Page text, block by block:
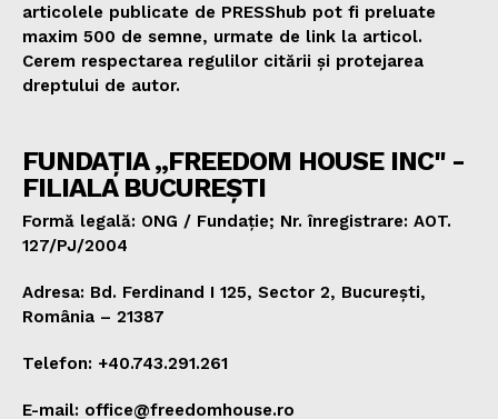
articolele publicate de PRESShub pot fi preluate
maxim 500 de semne, urmate de link la articol.
Cerem respectarea regulilor citării și protejarea
dreptului de autor.
FUNDAȚIA „FREEDOM HOUSE INC" -
FILIALA BUCUREȘTI
Formă legală: ONG / Fundație; Nr. înregistrare: AOT.
127/PJ/2004
Adresa: Bd. Ferdinand I 125, Sector 2, București,
România – 21387
Telefon: +40.743.291.261
E-mail: office@freedomhouse.ro